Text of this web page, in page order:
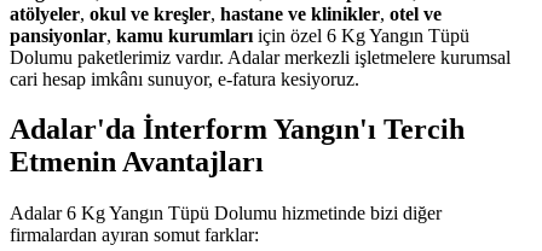
atölyeler, okul ve kreşler, hastane ve klinikler, otel ve
pansiyonlar, kamu kurumları için özel 6 Kg Yangın Tüpü
Dolumu paketlerimiz vardır. Adalar merkezli işletmelere kurumsal
cari hesap imkânı sunuyor, e-fatura kesiyoruz.
Adalar'da İnterform Yangın'ı Tercih
Etmenin Avantajları
Adalar 6 Kg Yangın Tüpü Dolumu hizmetinde bizi diğer
firmalardan ayıran somut farklar: